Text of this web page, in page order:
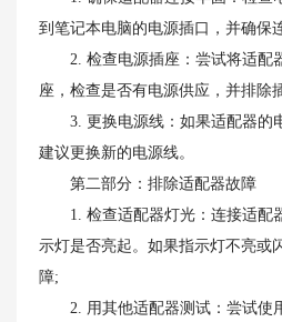
到笔记本电脑的电源插口，并确保
2. 检查电源插座：尝试将适配
座，检查是否有电源供应，并排除
3. 更换电源线：如果适配器的电
建议更换新的电源线。
第二部分：排除适配器故障
1. 检查适配器灯光：连接适配
示灯是否亮起。如果指示灯不亮或
障;
2. 用其他适配器测试：尝试使